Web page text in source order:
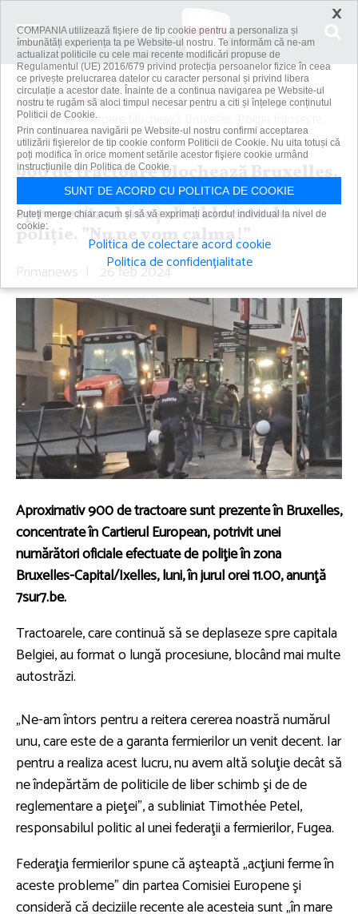
Acasă
Externe
900 de tractoare blochează Bruxelles. Poliţia foloseşte
tunuri cu apă....
900 de tractoare blochează Bruxelles.
Poliţia foloseşte tunuri cu apă. Rute
spre centrul oraşului blocate de
poliţie. ”Nu ne vom calma!”
Primanews | 26 feb 2024
Aproximativ 900 de tractoare sunt prezente în Bruxelles,
concentrate în Cartierul European, potrivit unei
numărători oficiale efectuate de poliţie în zona
Bruxelles-Capital/Ixelles, luni, în jurul orei 11.00, anunţă
7sur7.be.
Tractoarele, care continuă să se deplaseze spre capitala
Belgiei, au format o lungă procesiune, blocând mai multe
autostrăzi.
„Ne-am întors pentru a reitera cererea noastră numărul
unu, care este de a garanta fermierilor un venit decent. Iar
pentru a realiza acest lucru, nu avem altă soluţie decât să
ne îndepărtăm de politicile de liber schimb şi de de
reglementare a pieţei”, a subliniat Timothée Petel,
responsabilul politic al unei federaţii a fermierilor, Fugea.
Federaţia fermierilor spune că aşteaptă „acţiuni ferme în
aceste probleme” din partea Comisiei Europene şi
consideră că deciziile recente ale acesteia sunt „în mare
×
COMPANIA utilizează fişiere de tip cookie pentru a personaliza și
îmbunătăți experiența ta pe Website-ul nostru. Te informăm că ne-am
actualizat politicile cu cele mai recente modificări propuse de
Regulamentul (UE) 2016/679 privind protecția persoanelor fizice în ceea
ce privește prelucrarea datelor cu caracter personal și privind libera
circulație a acestor date. Înainte de a continua navigarea pe Website-ul
nostru te rugăm să aloci timpul necesar pentru a citi și înțelege conținutul
Politicii de Cookie.
Prin continuarea navigării pe Website-ul nostru confirmi acceptarea
utilizării fişierelor de tip cookie conform Politicii de Cookie. Nu uita totuși că
poți modifica în orice moment setările acestor fişiere cookie urmând
instrucțiunile din Politica de Cookie.
SUNT DE ACORD CU POLITICA DE COOKIE
Puteți merge chiar acum și să vă exprimați acordul individual la nivel de
cookie:
Politica de colectare acord cookie
Politica de confidențialitate